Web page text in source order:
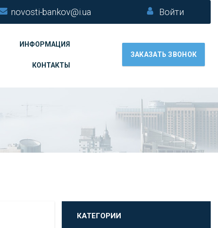
novosti-bankov@i.ua Войти
ИНФОРМАЦИЯ
КОНТАКТЫ
ЗАКАЗАТЬ ЗВОНОК
КАТЕГОРИИ